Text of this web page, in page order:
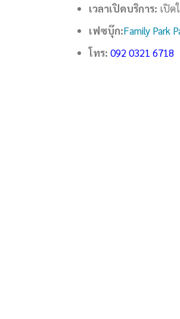
เวลาเปิดบริการ: เปิด
เฟซบุ๊ก:Family Park
โทร:092 0321 6718